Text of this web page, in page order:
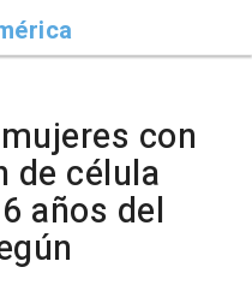
con
de célula
años del